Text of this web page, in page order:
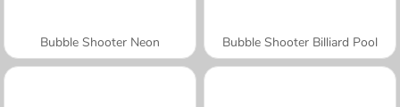
Bubble Shooter Neon Bubble Shooter Billiard Pool